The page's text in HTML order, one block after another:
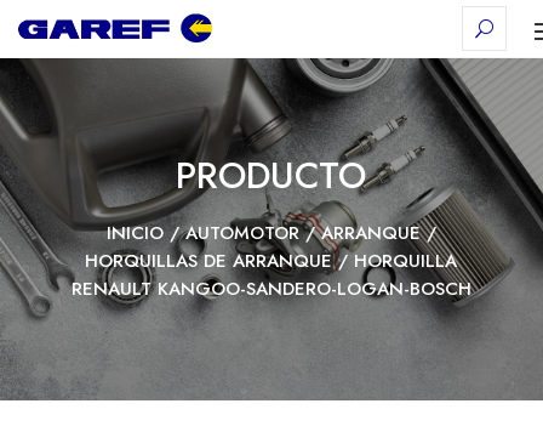
PRODUCTO
INICIO/AUTOMOTOR/ARRANQUE/
HORQUILLAS DE ARRANQUE/ HORQUILLA
RENAULT KANGOO-SANDERO-LOGAN-BOSCH